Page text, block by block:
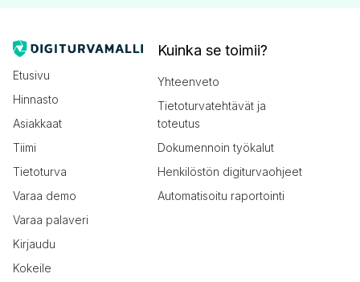
Etusivu
Hinnasto
Asiakkaat
Tiimi
Tietoturva
Varaa demo
Varaa palaveri
Kirjaudu
Kokeile
Kuinka se toimii?
Yhteenveto
Tietoturvatehtävät ja
toteutus
Dokumennoin työkalut
Henkilöstön digiturvaohjeet
Automatisoitu raportointi